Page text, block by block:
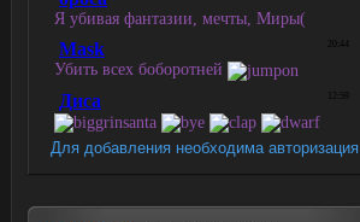
Для добавления необходима авторизация